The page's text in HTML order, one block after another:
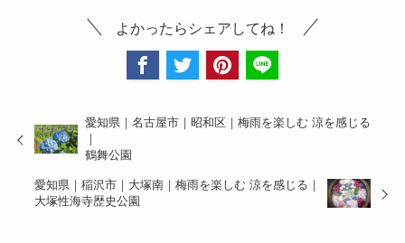
よかったらシェアしてね！
愛知県｜名古屋市｜昭和区｜梅雨を楽しむ 涼を感じる
｜
鶴舞公園
愛知県｜稲沢市｜大塚南｜梅雨を楽しむ 涼を感じる｜
大塚性海寺歴史公園